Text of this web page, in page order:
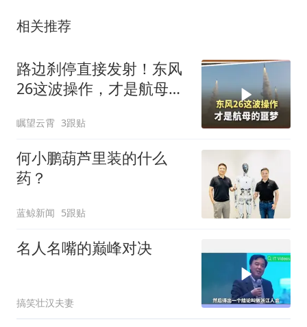
相关推荐
路边刹停直接发射！东风
26这波操作，才是航母真
瞩望云霄 3跟贴
何小鹏葫芦里装的什么
药？
蓝鲸新闻 5跟贴
名人名嘴的巅峰对决
搞笑壮汉夫妻